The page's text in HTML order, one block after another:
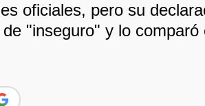
oficiales, pero su
"inseguro" y lo comparó